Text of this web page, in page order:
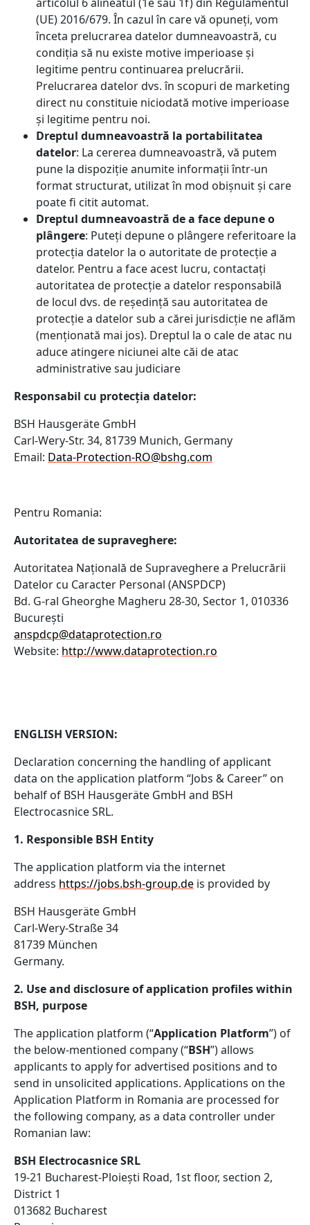
(UE) 2016/679. În cazul în care vă opuneți, vom
înceta prelucrarea datelor dumneavoastră, cu
condiția să nu existe motive imperioase și
legitime pentru continuarea prelucrării.
Prelucrarea datelor dvs. în scopuri de marketing
direct nu constituie niciodată motive imperioase
și legitime pentru noi.
Dreptul dumneavoastră la portabilitatea
datelor: La cererea dumneavoastră, vă putem
pune la dispoziție anumite informații într-un
format structurat, utilizat în mod obișnuit și care
poate fi citit automat.
Dreptul dumneavoastră de a face depune o
plângere: Puteți depune o plângere referitoare la
protecția datelor la o autoritate de protecție a
datelor. Pentru a face acest lucru, contactați
autoritatea de protecție a datelor responsabilă
de locul dvs. de reședință sau autoritatea de
protecție a datelor sub a cărei jurisdicție ne aflăm
(menționată mai jos). Dreptul la o cale de atac nu
aduce atingere niciunei alte căi de atac
administrative sau judiciare
Responsabil cu protecția datelor:
BSH Hausgeräte GmbH
Carl-Wery-Str. 34, 81739 Munich, Germany
Email: Data-Protection-RO@bshg.com
Pentru Romania:
Autoritatea de supraveghere:
Autoritatea Națională de Supraveghere a Prelucrării
Datelor cu Caracter Personal (ANSPDCP)
Bd. G-ral Gheorghe Magheru 28-30, Sector 1, 010336
București
anspdcp@dataprotection.ro
Website: http://www.dataprotection.ro
ENGLISH VERSION:
Declaration concerning the handling of applicant
data on the application platform “Jobs & Career” on
behalf of BSH Hausgeräte GmbH and BSH
Electrocasnice SRL.
1. Responsible BSH Entity
The application platform via the internet
address https://jobs.bsh-group.de is provided by
BSH Hausgeräte GmbH
Carl-Wery-Straße 34
81739 München
Germany.
2. Use and disclosure of application profiles within
BSH, purpose
The application platform (“Application Platform”) of
the below-mentioned company (“BSH”) allows
applicants to apply for advertised positions and to
send in unsolicited applications. Applications on the
Application Platform in Romania are processed for
the following company, as a data controller under
Romanian law:
BSH Electrocasnice SRL
19-21 Bucharest-Ploiești Road, 1st floor, section 2,
District 1
013682 Bucharest